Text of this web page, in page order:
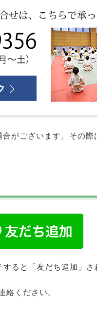
がございます。その際
ると「友だち追加」さ
絡ください。